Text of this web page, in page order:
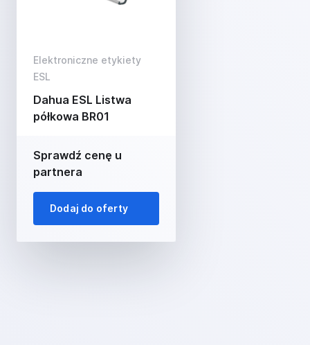
Elektroniczne etykiety
ESL
Dahua ESL Listwa
półkowa BR01
Sprawdź cenę u
partnera
Dodaj do oferty